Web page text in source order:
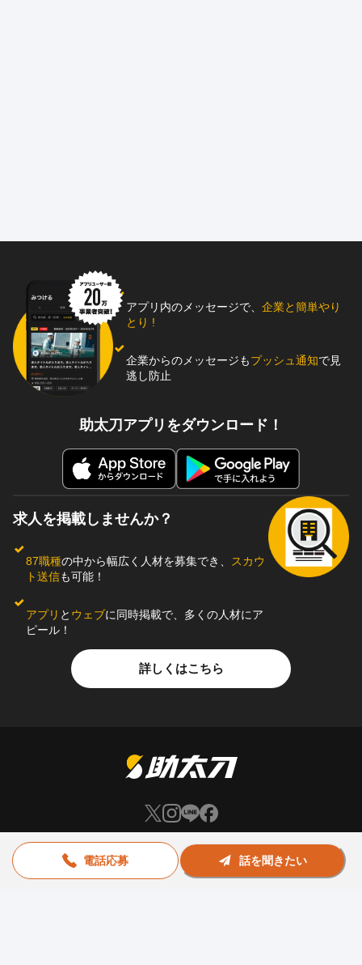
電話応募 話を聞きたい
アプリ内のメッセージで、 企業と簡単やり
とり !
企業からのメッセージもプッシュ通知で見
逃し防止
助太刀アプリをダウンロード！
求人を掲載しませんか？
87職種の中から幅広く人材を募集でき、
スカウ
ト送信も可能！
アプリ と ウェブに同時掲載で、多くの人材にア
ピール！
詳しくはこちら
助太刀社員に掲載をお考えの企業様
プライバシーポリシー
利用規約 運営会社